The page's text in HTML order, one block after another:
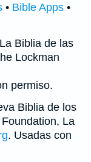
• Bible Apps •
Biblia de las
Lockman
permiso.
Biblia de los
La
. Usadas con